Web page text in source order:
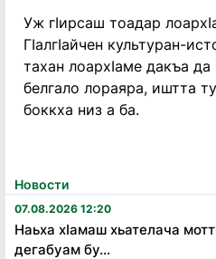
Новости
07.08.2026 12:20
Наьха хӏамаш хьателача
дегабуам бу...
Уж гӏирсаш тоадар
Гӏалгӏайчен культуран-
тахан лоархӏаме дакъа
белгало лораяра, иштта
боккха низ а ба.